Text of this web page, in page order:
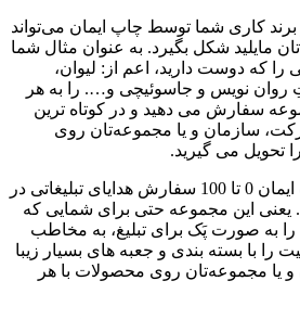
کاری شما توسط چاپ ایمان می‌تواند
مایلید شکل بگیرد. به عنوان مثال شما
که دوست دارید، اعم از: لیوان،
روان نویس و جاسوئیچی و…. را به هر
سفارش می دهید و در کوتاه ترین
سازمان و یا مجموعه‌تان روی
تحویل می گیرید.
لازم به ذکر است که چاپ ایمان 0 تا 100 سفارش هدایای تبلیغاتی در
یعنی این مجموعه حتی برای شمایی که
به صورت پَک برای تبلیغ، به مخاطب
را با بسته بندی و جعبه های بسیار زیبا
یا مجموعه‌تان روی محصولات با هر